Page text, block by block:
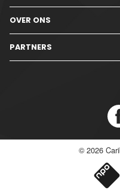
OVER ONS
PARTNERS
© 2026